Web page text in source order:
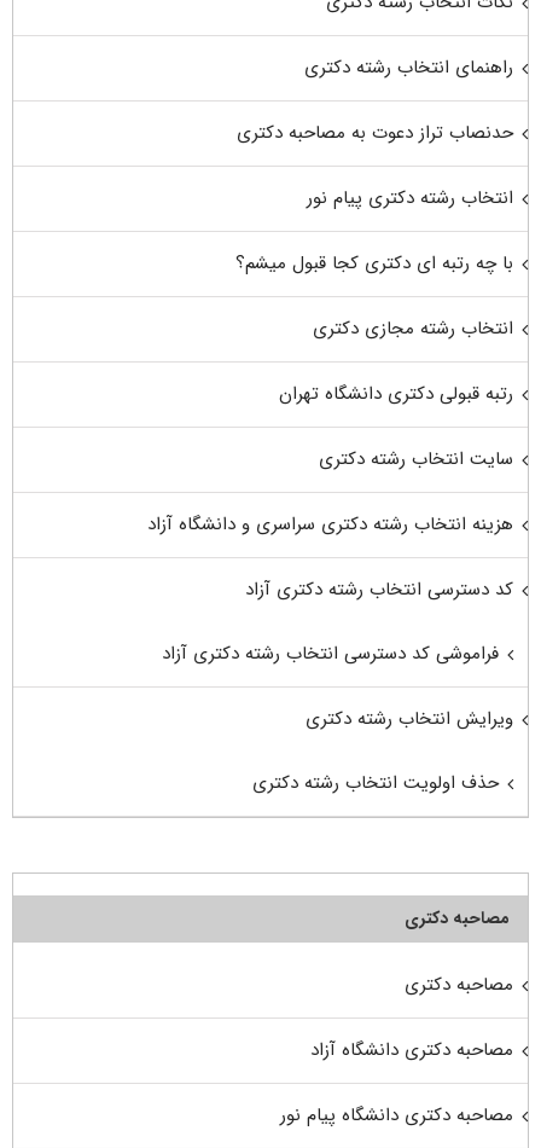
راهنمای انتخاب رشته دکتری
حدنصاب تراز دعوت به مصاحبه دکتری
انتخاب رشته دکتری پیام نور
با چه رتبه ای دکتری کجا قبول میشم؟
انتخاب رشته مجازی دکتری
رتبه قبولی دکتری دانشگاه تهران
سایت انتخاب رشته دکتری
هزینه انتخاب رشته دکتری سراسری و دانشگاه آزاد
کد دسترسی انتخاب رشته دکتری آزاد
فراموشی کد دسترسی انتخاب رشته دکتری آزاد
ویرایش انتخاب رشته دکتری
حذف اولویت انتخاب رشته دکتری
مصاحبه دکتری
مصاحبه دکتری
مصاحبه دکتری دانشگاه آزاد
مصاحبه دکتری دانشگاه پیام نور